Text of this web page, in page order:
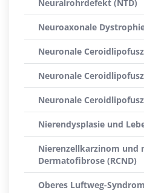
Neuralrohrdefekt (NTD)
Neuroaxonale
Neuronale
Neuronale
Neuronale
Nierendysplasie und
Nierenzellkarzinom und
Dermatofibrose (RCND)
Oberes Luftweg-